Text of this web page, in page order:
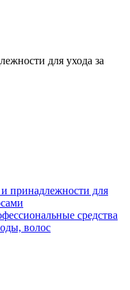
для ухода за
и принадлежности для
средства
волос